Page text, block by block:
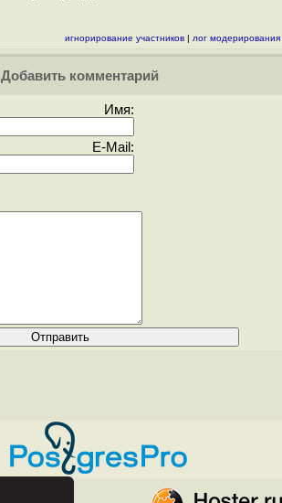
игнорирование участников | лог модерирования
Добавить комментарий
Имя:
E-Mail: